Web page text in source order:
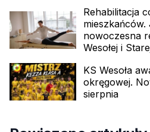
Rehabilitacja
nowoczesna
Wesołej i
KS Wesoła
okręgowej.
sierpnia